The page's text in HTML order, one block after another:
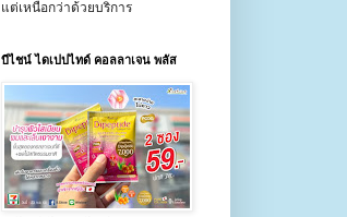
แต่เหนือกว่าด้วยบริการ
บีไชน์ ไดเปปไทด์ คอลลาเจน พลัส